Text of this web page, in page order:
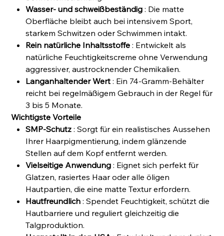
Wasser- und schweißbeständig : Die matte
Oberfläche bleibt auch bei intensivem Sport,
starkem Schwitzen oder Schwimmen intakt.
Rein natürliche Inhaltsstoffe : Entwickelt als
natürliche Feuchtigkeitscreme ohne Verwendung
aggressiver, austrocknender Chemikalien.
Langanhaltender Wert : Ein 74-Gramm-Behälter
reicht bei regelmäßigem Gebrauch in der Regel für
3 bis 5 Monate.
Wichtigste Vorteile
SMP-Schutz : Sorgt für ein realistisches Aussehen
Ihrer Haarpigmentierung, indem glänzende
Stellen auf dem Kopf entfernt werden.
Vielseitige Anwendung : Eignet sich perfekt für
Glatzen, rasiertes Haar oder alle öligen
Hautpartien, die eine matte Textur erfordern.
Hautfreundlich : Spendet Feuchtigkeit, schützt die
Hautbarriere und reguliert gleichzeitig die
Talgproduktion.